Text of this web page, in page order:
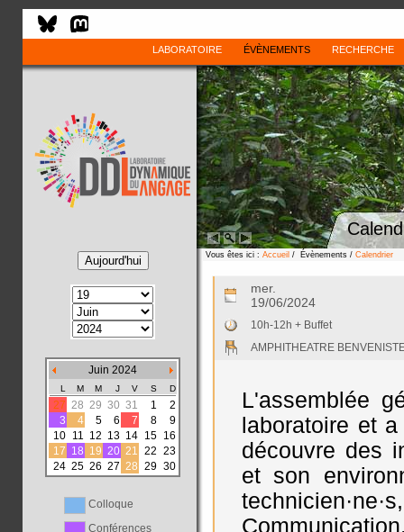
LABORATOIRE ÉVÈNEMENTS RECHERCHE
Juin 2024
L M M J V S D
27 28 29 30 31 1
2
3
4 5 6 7 8
9
10 11 12 13 14 15 16
17 18 19 20 21 22 23
24 25 26 27 28 29 30
Colloque
Conférences
Vous êtes ici : Accueil / Évènements / Calendrier
mer.
19/06/2024
10h-12h + Buffet
AMPHITHEATRE
L'assemblée
laboratoire et
découvre des
et son